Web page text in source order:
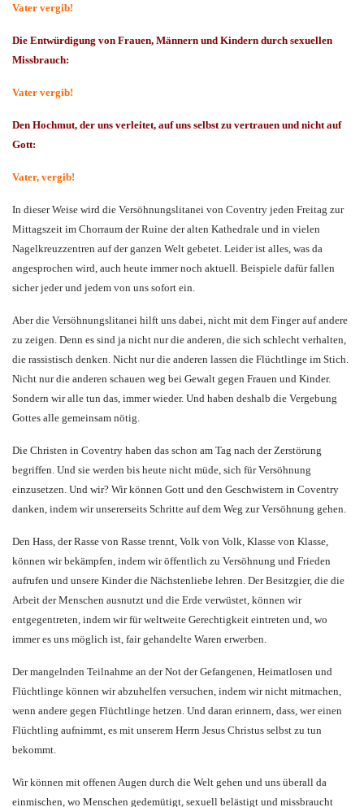
Vater vergib!
Die Entwürdigung von Frauen, Männern und Kindern durch sexuellen
Missbrauch:
Vater vergib!
Den Hochmut, der uns verleitet, auf uns selbst zu vertrauen und nicht auf
Gott:
Vater, vergib!
In dieser Weise wird die Versöhnungslitanei von Coventry jeden Freitag zur
Mittagszeit im Chorraum der Ruine der alten Kathedrale und in vielen
Nagelkreuzzentren auf der ganzen Welt gebetet. Leider ist alles, was da
angesprochen wird, auch heute immer noch aktuell. Beispiele dafür fallen
sicher jeder und jedem von uns sofort ein.
Aber die Versöhnungslitanei hilft uns dabei, nicht mit dem Finger auf andere
zu zeigen. Denn es sind ja nicht nur die anderen, die sich schlecht verhalten,
die rassistisch denken. Nicht nur die anderen lassen die Flüchtlinge im Stich.
Nicht nur die anderen schauen weg bei Gewalt gegen Frauen und Kinder.
Sondern wir alle tun das, immer wieder. Und haben deshalb die Vergebung
Gottes alle gemeinsam nötig.
Die Christen in Coventry haben das schon am Tag nach der Zerstörung
begriffen. Und sie werden bis heute nicht müde, sich für Versöhnung
einzusetzen. Und wir? Wir können Gott und den Geschwistern in Coventry
danken, indem wir unsererseits Schritte auf dem Weg zur Versöhnung gehen.
Den Hass, der Rasse von Rasse trennt, Volk von Volk, Klasse von Klasse,
können wir bekämpfen, indem wir öffentlich zu Versöhnung und Frieden
aufrufen und unsere Kinder die Nächstenliebe lehren. Der Besitzgier, die die
Arbeit der Menschen ausnutzt und die Erde verwüstet, können wir
entgegentreten, indem wir für weltweite Gerechtigkeit eintreten und, wo
immer es uns möglich ist, fair gehandelte Waren erwerben.
Der mangelnden Teilnahme an der Not der Gefangenen, Heimatlosen und
Flüchtlinge können wir abzuhelfen versuchen, indem wir nicht mitmachen,
wenn andere gegen Flüchtlinge hetzen. Und daran erinnern, dass, wer einen
Flüchtling aufnimmt, es mit unserem Herrn Jesus Christus selbst zu tun
bekommt.
Wir können mit offenen Augen durch die Welt gehen und uns überall da
einmischen, wo Menschen gedemütigt, sexuell belästigt und missbraucht